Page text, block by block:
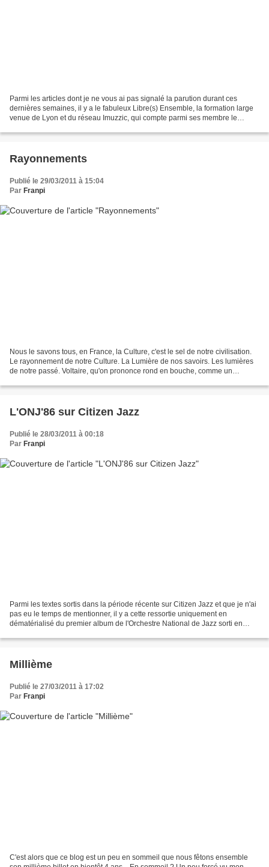
Parmi les articles dont je ne vous ai pas signalé la parution durant ces
dernières semaines, il y a le fabuleux Libre(s) Ensemble, la formation large
venue de Lyon et du réseau Imuzzic, qui compte parmi ses membre le
Rayonnements
Publié le 29/03/2011 à 15:04
Par Franpi
Nous le savons tous, en France, la Culture, c'est le sel de notre civilisation.
Le rayonnement de notre Culture. La Lumière de nos savoirs. Les lumières
de notre passé. Voltaire, qu'on prononce rond en bouche, comme un
L'ONJ'86 sur Citizen Jazz
Publié le 28/03/2011 à 00:18
Par Franpi
Parmi les textes sortis dans la période récente sur Citizen Jazz et que je n'ai
pas eu le temps de mentionner, il y a cette ressortie uniquement en
dématérialisé du premier album de l'Orchestre National de Jazz sorti en
Millième
Publié le 27/03/2011 à 17:02
Par Franpi
C'est alors que ce blog est un peu en sommeil que nous fêtons ensemble